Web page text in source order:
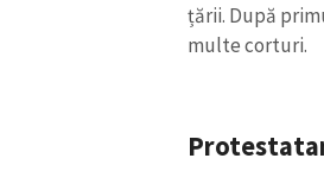
țării. După
multe corturi.